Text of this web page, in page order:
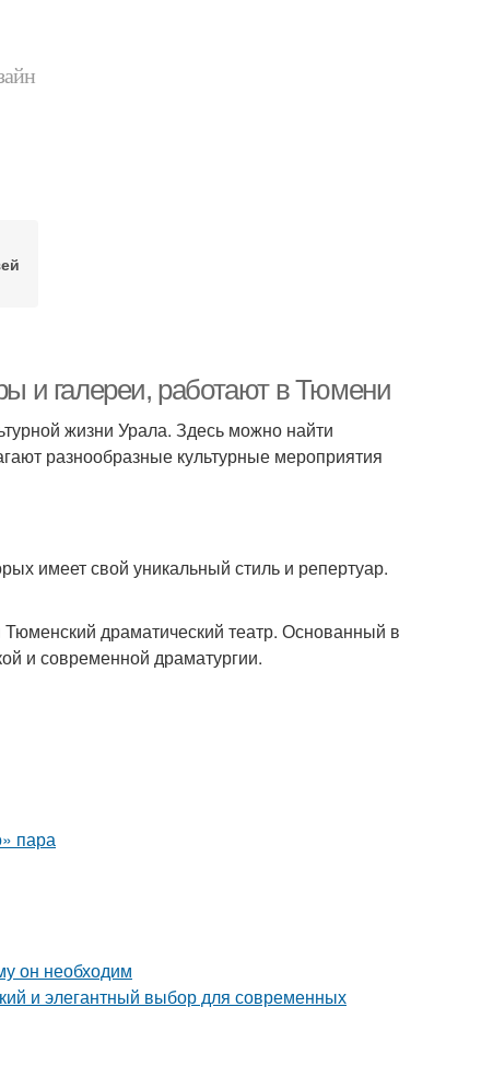
и галереи, работают в Тюмени
жизни Урала. Здесь можно найти
разнообразные культурные мероприятия
имеет свой уникальный стиль и репертуар.
драматический театр. Основанный в
и современной драматургии.
пара
он необходим
и элегантный выбор для современных